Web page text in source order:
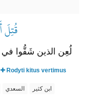
لُعِن الذين شَقُّوا
Rodyti kitus vertimus
السعدي
ابن كثير